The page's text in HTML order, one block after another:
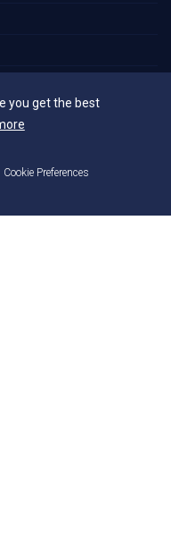
you get the best
Cookie Preferences